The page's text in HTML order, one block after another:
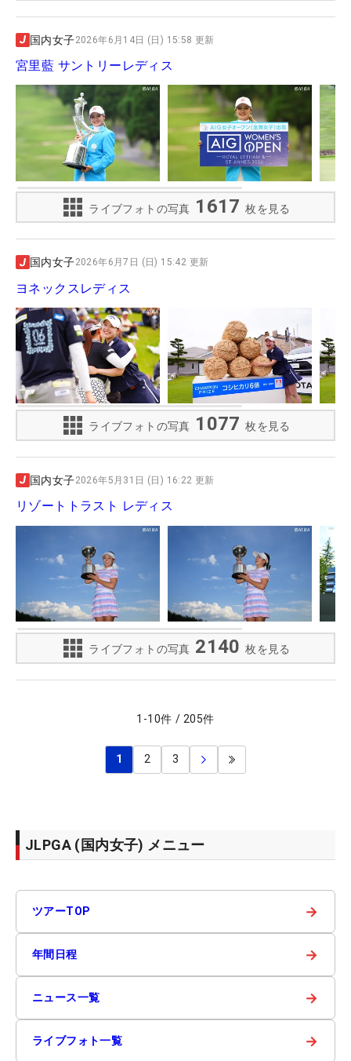
国内女子2026年6月14日 (日) 15:58 更新
宮里藍 サントリーレディス
ライブフォトの写真 1617 枚を見る
国内女子2026年6月7日 (日) 15:42 更新
ヨネックスレディス
ライブフォトの写真 1077 枚を見る
国内女子2026年5月31日 (日) 16:22 更新
リゾートトラスト レディス
ライブフォトの写真 2140 枚を見る
1 -10件 / 205件
1 2 3
JLPGA (国内女子) メニュー
ツアーTOP →
年間日程 →
ニュース一覧 →
ライブフォト一覧 →